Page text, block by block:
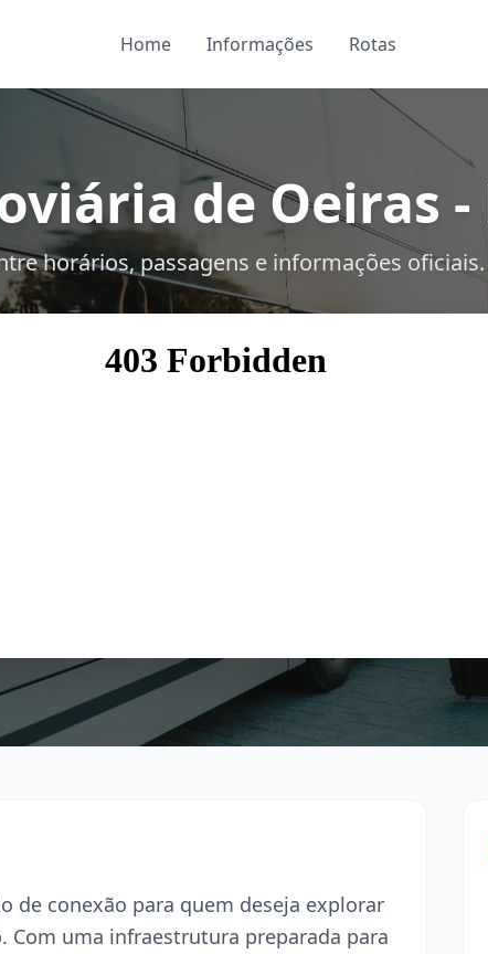
Home Informações Rotas
de Oeiras -
horários, passagens e informações oficiais.
de conexão para quem deseja explorar
Com uma infraestrutura preparada para